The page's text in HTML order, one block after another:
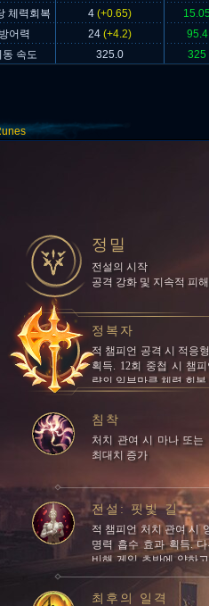
체력회복
4 (+0.65) 15.05
방어력
24 (+4.2) 95.4
동 속도
325.0 325
정밀
전설의 시작
공격 강화 및 지속적 피해
정복자
적 챔피언 공격 시 적응
획득. 12회 중첩 시 챔
량의 일부만큼 체력 회복
침착
처치 관여 시 마나 또는
최대치 증가
전설: 핏빛 길
적 챔피언 처치 관여 시
명력 흡수 효과 획득.
비해 게임 초반에 약하
룬
최후의 일격